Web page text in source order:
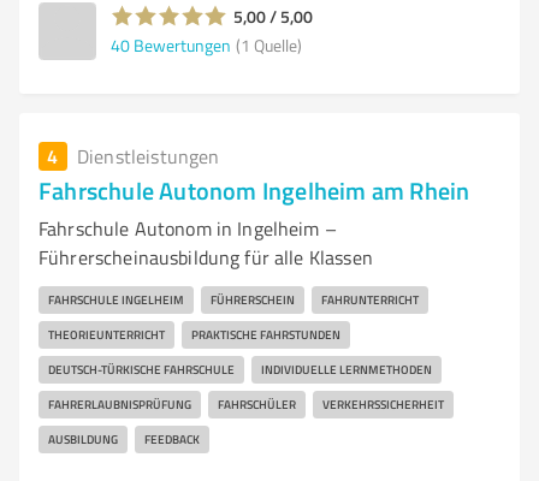
5,00 / 5,00
40 Bewertungen (1 Quelle)
4 Dienstleistungen
Fahrschule Autonom Ingelheim am Rhein
Fahrschule Autonom in Ingelheim –
Führerscheinausbildung für alle Klassen
FAHRSCHULE INGELHEIM FÜHRERSCHEIN FAHRUNTERRICHT
THEORIEUNTERRICHT PRAKTISCHE FAHRSTUNDEN
DEUTSCH-TÜRKISCHE FAHRSCHULE INDIVIDUELLE LERNMETHODEN
FAHRERLAUBNISPRÜFUNG FAHRSCHÜLER VERKEHRSSICHERHEIT
AUSBILDUNG FEEDBACK